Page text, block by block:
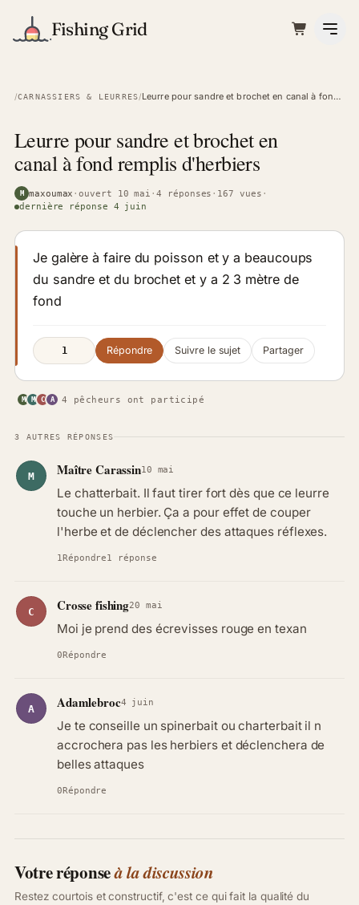
Fishing Grid
/CARNASSIERS & LEURRES/ Leurre pour sandre et brochet en canal à fond remplis d'herbiers
Leurre pour sandre et brochet en
canal à fond remplis d'herbiers
M maxoumax ·ouvert 10 mai ·4 réponses · 167 vues ·
dernière réponse 4 juin
Je galère à faire du poisson et y a beaucoups
du sandre et du brochet et y a 2 3 mètre de
fond
1 Répondre Suivre le sujet Partager
M M C A 4 pêcheurs ont participé
3 AUTRES RÉPONSES
M Maître Carassin10 mai
Le chatterbait. Il faut tirer fort dès que ce leurre
touche un herbier. Ça a pour effet de couper
l'herbe et de déclencher des attaques réflexes.
1Répondre1 réponse
C Crosse fishing20 mai
Moi je prend des écrevisses rouge en texan
0Répondre
A Adamlebroc4 juin
Je te conseille un spinerbait ou charterbait il n
accrochera pas les herbiers et déclenchera de
belles attaques
0Répondre
Votre réponseà la discussion
Restez courtois et constructif, c'est ce qui fait la qualité du